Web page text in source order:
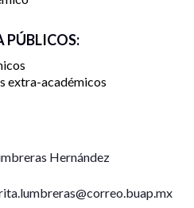
PÚBLICOS:
extra-académicos
Hernández